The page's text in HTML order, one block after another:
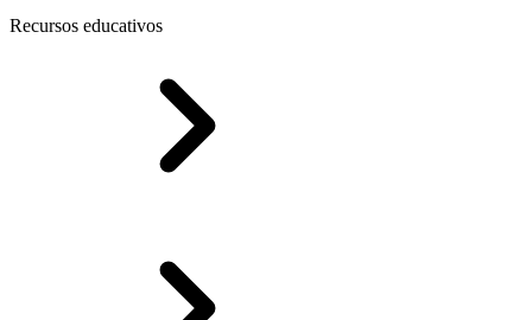
Recursos educativos